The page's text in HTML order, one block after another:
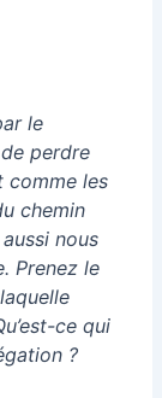
le
perdre
comme les
chemin
nous
Prenez le
ce qui
?